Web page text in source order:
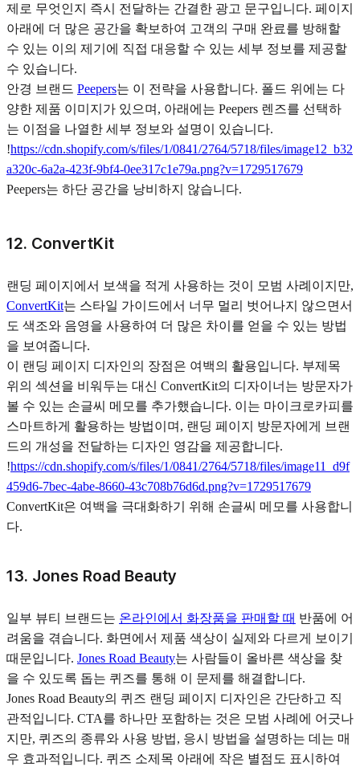
제로 무엇인지 즉시 전달하는 간결한 광고 문구입니다. 페이지
아래에 더 많은 공간을 확보하여 고객의 구매 완료를 방해할
수 있는 이의 제기에 직접 대응할 수 있는 세부 정보를 제공할
수 있습니다.
안경 브랜드 Peepers는 이 전략을 사용합니다. 폴드 위에는 다
양한 제품 이미지가 있으며, 아래에는 Peepers 렌즈를 선택하
는 이점을 나열한 세부 정보와 설명이 있습니다.
!https://cdn.shopify.com/s/files/1/0841/2764/5718/files/image12_b32
a320c-6a2a-423f-9bf4-0ee317c1e79a.png?v=1729517679
Peepers는 하단 공간을 낭비하지 않습니다.
12. ConvertKit
랜딩 페이지에서 보색을 적게 사용하는 것이 모범 사례이지만,
ConvertKit는 스타일 가이드에서 너무 멀리 벗어나지 않으면서
도 색조와 음영을 사용하여 더 많은 차이를 얻을 수 있는 방법
을 보여줍니다.
이 랜딩 페이지 디자인의 장점은 여백의 활용입니다. 부제목
위의 섹션을 비워두는 대신 ConvertKit의 디자이너는 방문자가
볼 수 있는 손글씨 메모를 추가했습니다. 이는 마이크로카피를
스마트하게 활용하는 방법이며, 랜딩 페이지 방문자에게 브랜
드의 개성을 전달하는 디자인 영감을 제공합니다.
!https://cdn.shopify.com/s/files/1/0841/2764/5718/files/image11_d9f
459d6-7bec-4abe-8660-43c708b76d6d.png?v=1729517679
ConvertKit은 여백을 극대화하기 위해 손글씨 메모를 사용합니
다.
13. Jones Road Beauty
일부 뷰티 브랜드는 온라인에서 화장품을 판매할 때 반품에 어
려움을 겪습니다. 화면에서 제품 색상이 실제와 다르게 보이기
때문입니다. Jones Road Beauty는 사람들이 올바른 색상을 찾
을 수 있도록 돕는 퀴즈를 통해 이 문제를 해결합니다.
Jones Road Beauty의 퀴즈 랜딩 페이지 디자인은 간단하고 직
관적입니다. CTA를 하나만 포함하는 것은 모범 사례에 어긋나
지만, 퀴즈의 종류와 사용 방법, 응시 방법을 설명하는 데는 매
우 효과적입니다. 퀴즈 소제목 아래에 작은 별점도 표시하여